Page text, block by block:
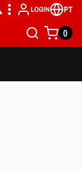
LOGIN PT
0